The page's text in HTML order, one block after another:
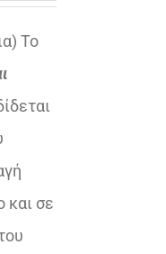
Το
και σε